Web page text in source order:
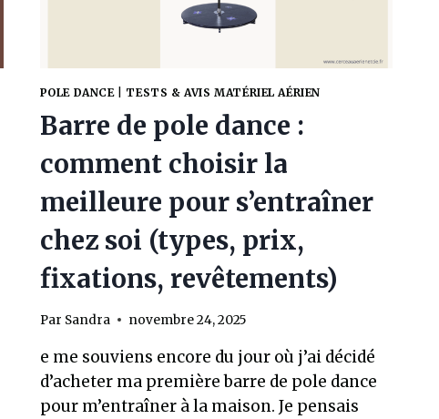
TAPIS
SÉCURITÉ
POLE DANCE| TESTS & AVIS MATÉRIEL AÉRIEN
Barre de pole dance :
comment choisir la
meilleure pour s’entraîner
chez soi (types, prix,
fixations, revêtements)
Par Sandra novembre 24, 2025
e me souviens encore du jour où j’ai décidé
d’acheter ma première barre de pole dance
pour m’entraîner à la maison. Je pensais